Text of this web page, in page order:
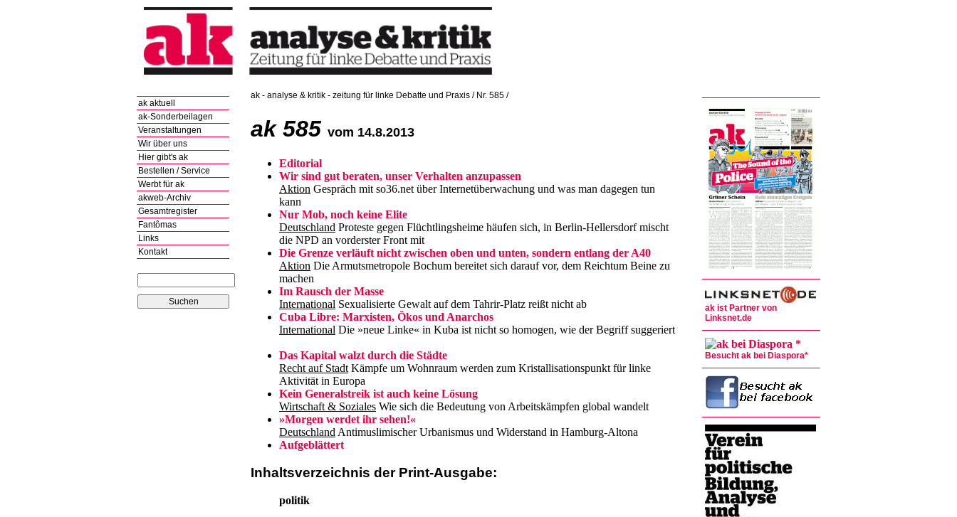
ak aktuell
ak-Sonderbeilagen
Veranstaltungen
Wir über uns
Hier gibt's ak
Bestellen / Service
Werbt für ak
akweb-Archiv
Gesamtregister
Fantômas
Links
Kontakt
ak ist Partner von
Linksnet.de
Besucht ak bei Diaspora*
ak - analyse & kritik - zeitung für linke Debatte und Praxis / Nr. 585 /
ak 585 vom 14.8.2013
Editorial
Wir sind gut beraten, unser Verhalten anzupassen
Aktion Gespräch mit so36.net über Internetüberwachung und was man dagegen tun
kann
Nur Mob, noch keine Elite
Deutschland Proteste gegen Flüchtlingsheime häufen sich, in Berlin-Hellersdorf mischt
die NPD an vorderster Front mit
Die Grenze verläuft nicht zwischen oben und unten, sondern entlang der A40
Aktion Die Armutsmetropole Bochum bereitet sich darauf vor, dem Reichtum Beine zu
machen
Im Rausch der Masse
International Sexualisierte Gewalt auf dem Tahrir-Platz reißt nicht ab
Cuba Libre: Marxisten, Ökos und Anarchos
International Die »neue Linke« in Kuba ist nicht so homogen, wie der Begriff suggeriert
Das Kapital walzt durch die Städte
Recht auf Stadt Kämpfe um Wohnraum werden zum Kristallisationspunkt für linke
Aktivität in Europa
Kein Generalstreik ist auch keine Lösung
Wirtschaft & Soziales Wie sich die Bedeutung von Arbeitskämpfen global wandelt
»Morgen werdet ihr sehen!«
Deutschland Antimuslimischer Urbanismus und Widerstand in Hamburg-Altona
Aufgeblättert
Inhaltsverzeichnis der Print-Ausgabe:
politik